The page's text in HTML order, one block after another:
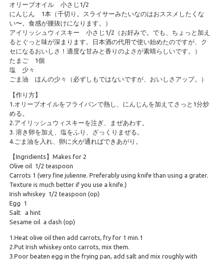
オリーブオイル 小さじ1/2
にんじん 1本（千切り。スライサーみたいなのはおススメしたくな
い〜。食感が腰抜けになります。）
アイリッシュウィスキー 小さじ1/2（お好みで。でも、ちょっと加え
るとぐっと味が深まります。日本酒の代用で使い始めたのですが、ク
セになるおいしさ！適度な甘みと香りのよさが素晴らしいです。）
たまご 1個
塩 少々
ごま油 ほんの少々（必ずしもではないですが、おいしさアップ。）
【作り方】
1.オリーブオイルをフライパンで熱し、にんじんを加えてさっと1分炒
める。
2.アイリッシュウィスキーを注ぎ、まぜあわす。
3. 溶き卵を加え、塩をふり、ざっくりまぜる。
4.ごま油を入れ、卵に火が通ればできあがり。
【Ingridients】Makes for 2
Olive oil 1/2 teaspoon
Carrots 1 (very fine julienne. Preferably using knife than using a grater.
Texture is much better if you use a knife.)
Irish whiskey 1/2 teaspoon (op)
Egg 1
Salt a hint
Sesame oil a dash (op)
1.Heat olive oil then add carrots, fry for 1 min.1
2.Put Irish whiskey onto carrots, mix them.
3.Poor beaten egg in the frying pan, add salt and mix roughly with